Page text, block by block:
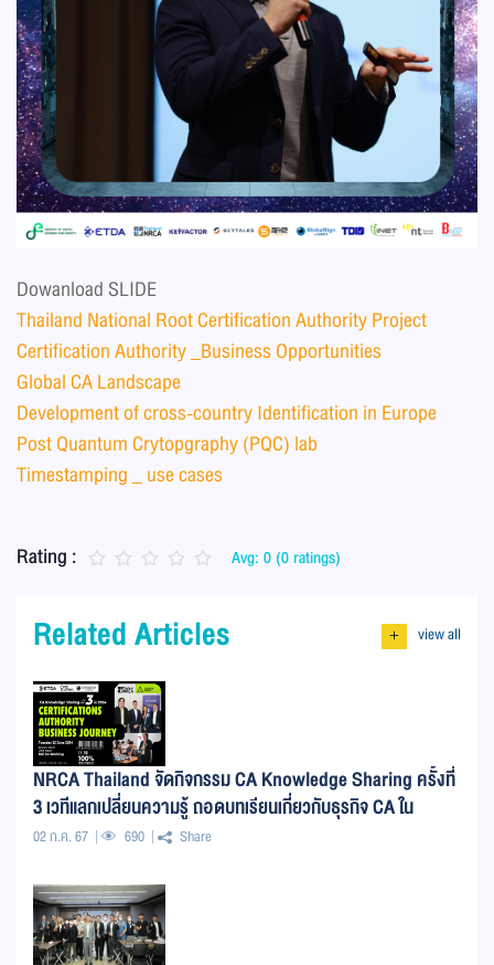
Dowanload SLIDE
Thailand National Root Certification Authority Project
Certification Authority _Business Opportunities
Global CA Landscape
Development of cross-country Identification in Europe
Post Quantum Crytopgraphy (PQC) lab
Timestamping _ use cases
Rating : Avg: 0 (0 ratings)
Related Articles + view all
NRCA Thailand จัดกิจกรรม CA Knowledge Sharing ครั้งที่
3 เวทีแลกเปลี่ยนความรู้ ถอดบทเรียนเกี่ยวกับธุรกิจ CA ใน
ประเทศไทย
02 ก.ค. 67 690 Share